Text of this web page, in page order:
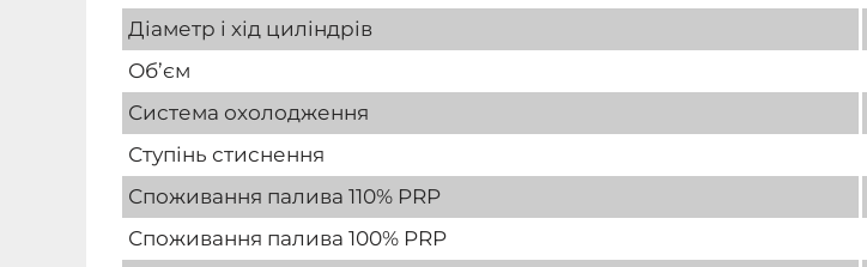
Діаметр і хід циліндрів
Об’єм
Система охолодження
Ступінь стиснення
Споживання палива 110% PRP
Споживання палива 100% PRP